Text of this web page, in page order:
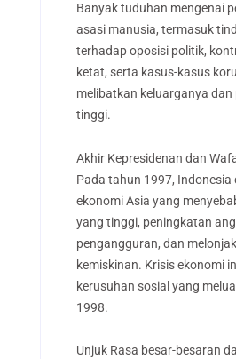
Banyak tuduhan mengenai
asasi manusia, termasuk
terhadap oposisi politik,
ketat, serta kasus-kasus
melibatkan keluarganya dan
tinggi.
Akhir Kepresidenan dan
Pada tahun 1997, Indonesia
ekonomi Asia yang
yang tinggi, peningkatan
pengangguran, dan
kemiskinan. Krisis ekonomi
kerusuhan sosial yang
1998.
Unjuk Rasa besar-besaran